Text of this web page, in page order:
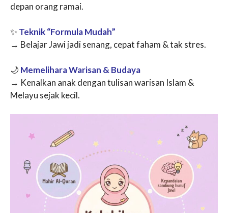
depan orang ramai.
✨ Teknik “Formula Mudah”
→ Belajar Jawi jadi senang, cepat faham & tak stres.
🌙 Memelihara Warisan & Budaya
→ Kenalkan anak dengan tulisan warisan Islam &
Melayu sejak kecil.